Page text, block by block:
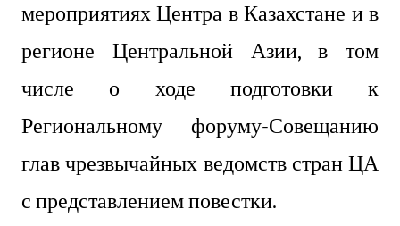
мероприятиях Центра в Казахстане и в
регионе Центральной Азии, в том
числе о ходе подготовки к
Региональному форуму-Совещанию
глав чрезвычайных ведомств стран ЦА
с представлением повестки.